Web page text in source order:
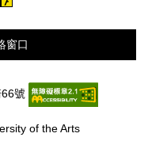
窗口
號
of the Arts